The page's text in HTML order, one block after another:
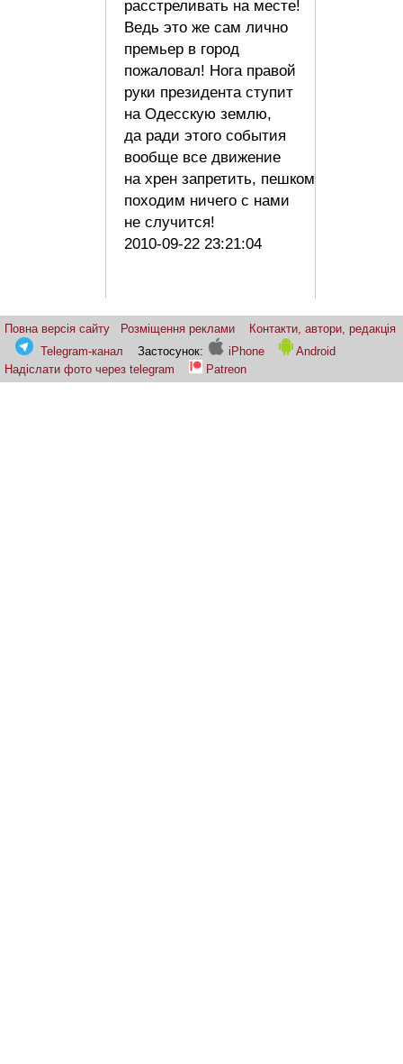
расстреливать на месте!
Ведь это же сам лично
премьер в город
пожаловал! Нога правой
руки президента ступит
на Одесскую землю,
да ради этого события
вообще все движение
на хрен запретить, пешком
походим ничего с нами
не случится!
2010-09-22 23:21:04
Повна версія сайту Розміщення реклами
Контакти, автори, редакція
Telegram-канал
Застосунок: iPhone
Android
Надіслати фото через telegram
Patreon